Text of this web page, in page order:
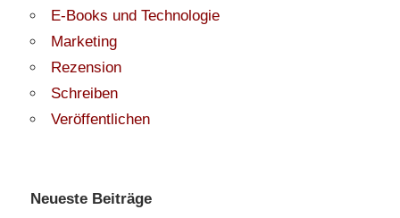
E-Books und Technologie
Marketing
Rezension
Schreiben
Veröffentlichen
Neueste Beiträge